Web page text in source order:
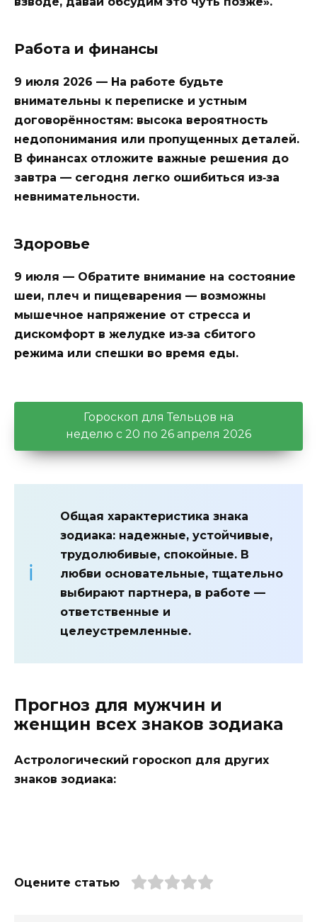
Работа и финансы
9 июля 2026 — На работе будьте
внимательны к переписке и устным
договорённостям: высока вероятность
недопонимания или пропущенных деталей.
В финансах отложите важные решения до
завтра — сегодня легко ошибиться из‑за
невнимательности.
Здоровье
9 июля — Обратите внимание на состояние
шеи, плеч и пищеварения — возможны
мышечное напряжение от стресса и
дискомфорт в желудке из‑за сбитого
режима или спешки во время еды.
Гороскоп для Тельцов на
неделю с 20 по 26 апреля 2026
Общая характеристика знака
зодиака: надежные, устойчивые,
трудолюбивые, спокойные. В
любви основательные, тщательно
выбирают партнера, в работе —
ответственные и
целеустремленные.
Прогноз для мужчин и
женщин всех знаков зодиака
Астрологический гороскоп для других
знаков зодиака:
Оцените статью